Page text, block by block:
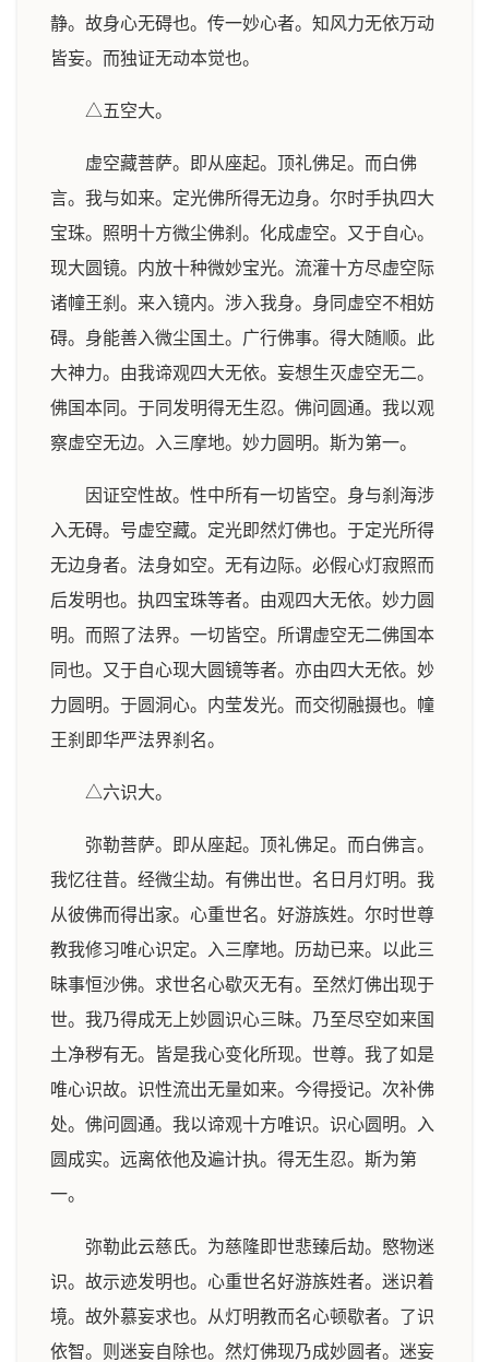
静。故身心无碍也。传一妙心者。知风力无依万动
皆妄。而独证无动本觉也。
△五空大。
虚空藏菩萨。即从座起。顶礼佛足。而白佛
言。我与如来。定光佛所得无边身。尔时手执四大
宝珠。照明十方微尘佛刹。化成虚空。又于自心。
现大圆镜。内放十种微妙宝光。流灌十方尽虚空际
诸幢王刹。来入镜内。涉入我身。身同虚空不相妨
碍。身能善入微尘国土。广行佛事。得大随顺。此
大神力。由我谛观四大无依。妄想生灭虚空无二。
佛国本同。于同发明得无生忍。佛问圆通。我以观
察虚空无边。入三摩地。妙力圆明。斯为第一。
因证空性故。性中所有一切皆空。身与刹海涉
入无碍。号虚空藏。定光即然灯佛也。于定光所得
无边身者。法身如空。无有边际。必假心灯寂照而
后发明也。执四宝珠等者。由观四大无依。妙力圆
明。而照了法界。一切皆空。所谓虚空无二佛国本
同也。又于自心现大圆镜等者。亦由四大无依。妙
力圆明。于圆洞心。内莹发光。而交彻融摄也。幢
王刹即华严法界刹名。
△六识大。
弥勒菩萨。即从座起。顶礼佛足。而白佛言。
我忆往昔。经微尘劫。有佛出世。名日月灯明。我
从彼佛而得出家。心重世名。好游族姓。尔时世尊
教我修习唯心识定。入三摩地。历劫已来。以此三
昧事恒沙佛。求世名心歇灭无有。至然灯佛出现于
世。我乃得成无上妙圆识心三昧。乃至尽空如来国
土净秽有无。皆是我心变化所现。世尊。我了如是
唯心识故。识性流出无量如来。今得授记。次补佛
处。佛问圆通。我以谛观十方唯识。识心圆明。入
圆成实。远离依他及遍计执。得无生忍。斯为第
一。
弥勒此云慈氏。为慈隆即世悲臻后劫。愍物迷
识。故示迹发明也。心重世名好游族姓者。迷识着
境。故外慕妄求也。从灯明教而名心顿歇者。了识
依智。则迷妄自除也。然灯佛现乃成妙圆者。迷妄